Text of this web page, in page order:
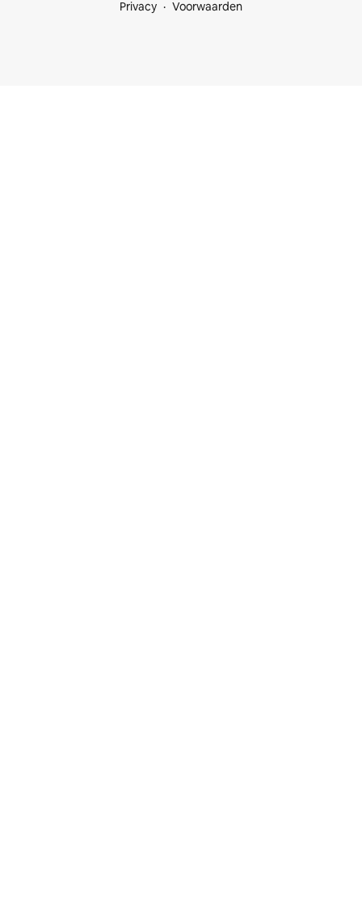
Privacy Voorwaarden